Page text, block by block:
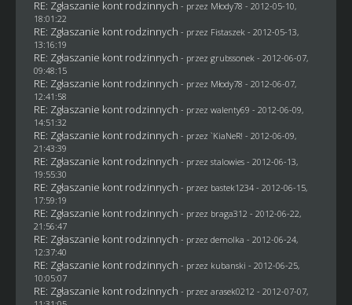
RE: Zgłaszanie kont rodzinnych - przez Młody78 - 2012-05-10,
18:01:22
RE: Zgłaszanie kont rodzinnych - przez Fistaszek- 2012-05-13,
13:16:19
RE: Zgłaszanie kont rodzinnych - przez grubssonek- 2012-06-07,
09:48:15
RE: Zgłaszanie kont rodzinnych - przez Młody78 - 2012-06-07,
12:41:58
RE: Zgłaszanie kont rodzinnych - przez walenty69 - 2012-06-09,
14:51:32
RE: Zgłaszanie kont rodzinnych - przez `KiaNeR! - 2012-06-09,
21:43:39
RE: Zgłaszanie kont rodzinnych - przez stalowies- 2012-06-13,
19:55:30
RE: Zgłaszanie kont rodzinnych - przez bastek1234- 2012-06-15,
17:59:19
RE: Zgłaszanie kont rodzinnych - przez braga312 - 2012-06-22,
21:56:47
RE: Zgłaszanie kont rodzinnych - przez demolka - 2012-06-24,
12:37:40
RE: Zgłaszanie kont rodzinnych - przez kubanski - 2012-06-25,
10:05:07
RE: Zgłaszanie kont rodzinnych - przez arasek0212 - 2012-07-07,